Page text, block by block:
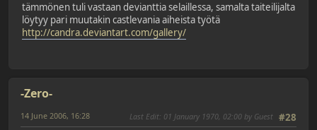
tämmönen tuli vastaan devianttia selaillessa, samalta taiteilijalta
löytyy pari muutakin castlevania aiheista työtä
http://candra.deviantart.com/gallery/
-Zero-
#28
14 June 2006, 16:28 Last Edit: 01 January 1970, 02:00 by Guest